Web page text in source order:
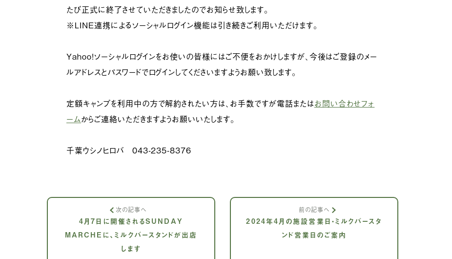
たび正式に終了させていただきましたのでお知らせ致します。
※LINE連携によるソーシャルログイン機能は引き続きご利用いただけます。
Yahoo!ソーシャルログインをお使いの皆様にはご不便をおかけしますが、今後はご登録のメー
ルアドレスとパスワードでログインしてくださいますようお願い致します。
定額キャンプを利用中の方で解約されたい方は、お手数ですが電話またはお問い合わせフォ
ームからご連絡いただきますようお願いいたします。
千葉ウシノヒロバ 043-235-8376
次の記事へ
4月7日に開催されるSUNDAY
MARCHEに、ミルクバースタンドが出店
します
前の記事へ
2024年4月の施設営業日・ミルクバースタ
ンド営業日のご案内